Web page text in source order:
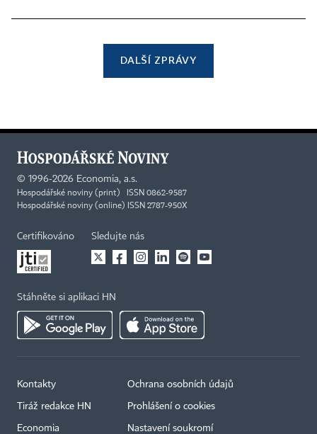
DALŠÍ ZPRÁVY
© 1996-2026 Economia, a.s.
Hospodářské noviny (print) ISSN 0862-9587
Hospodářské noviny (online) ISSN 2787-950X
Certifikováno Sledujte nás
Stáhněte si aplikaci HN
Kontakty
Tiráž redakce HN
Economia
Ochrana osobních údajů
Prohlášení o cookies
Nastavení soukromí